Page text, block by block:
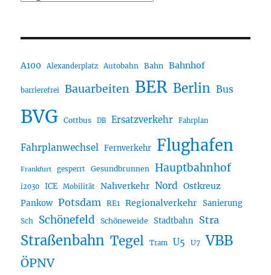
A100 Alexanderplatz Autobahn Bahn Bahnhof
barrierefrei Bauarbeiten BER Berlin Bus
BVG Cottbus DB Ersatzverkehr Fahrplan
Fahrplanwechsel Fernverkehr Flughafen
Frankfurt gesperrt Gesundbrunnen Hauptbahnhof
i2030 ICE Mobilität Nahverkehr Nord Ostkreuz
Pankow Potsdam RE1 Regionalverkehr Sanierung
Sch Schönefeld Schöneweide Stadtbahn Stra
Straßenbahn Tegel Tram U5 U7 VBB
ÖPNV